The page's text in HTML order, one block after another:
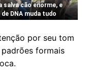
por seu tom
formais